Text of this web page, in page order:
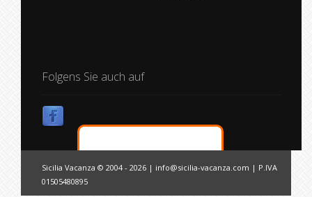
Folgens Sie auch auf
Sicilia Vacanza © 2004 - 2026 | info@sicilia-vacanza.com | P.IVA
01505480895